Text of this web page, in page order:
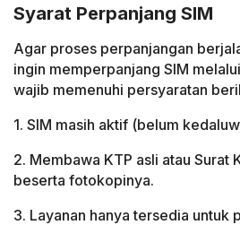
Syarat Perpanjang SIM
Agar proses perpanjangan
ingin memperpanjang SIM
wajib memenuhi persyaratan
1. SIM masih aktif (belum
2. Membawa KTP asli atau Surat
beserta fotokopinya.
3. Layanan hanya tersedia untuk